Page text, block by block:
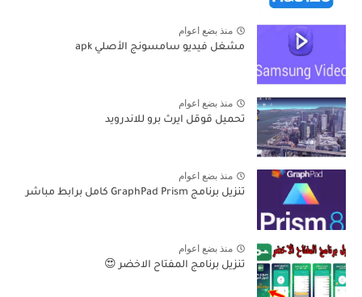
منذ بضع اعوام
مشغل فيديو سامسونج الأصلي apk
منذ بضع اعوام
تحميل قوقل ايرث برو للاندرويد
منذ بضع اعوام
تنزيل برنامج GraphPad Prism كامل برابط مباشر
منذ بضع اعوام
تنزيل برنامج المفتاح الاخضر 😍